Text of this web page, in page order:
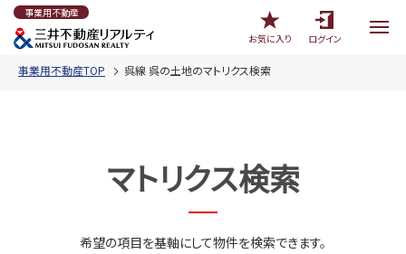
事業用不動産
お気に入り
ログイン
事業用不動産TOP 呉線 呉の土地のマトリクス検索
マトリクス検索
希望の項目を基軸にして物件を検索できます。